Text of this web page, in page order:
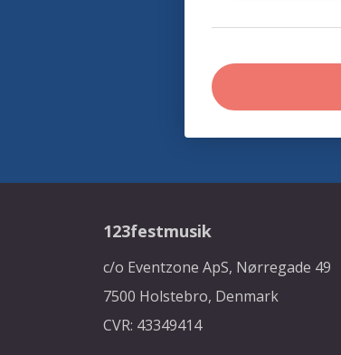
123festmusik
c/o Eventzone ApS, Nørregade 49
7500 Holstebro, Denmark
CVR: 43349414